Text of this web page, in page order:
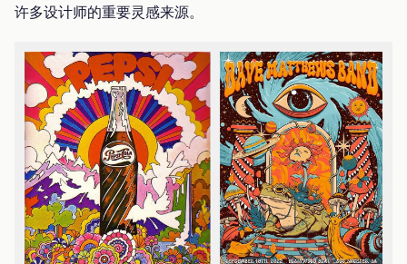
许多设计师的重要灵感来源。